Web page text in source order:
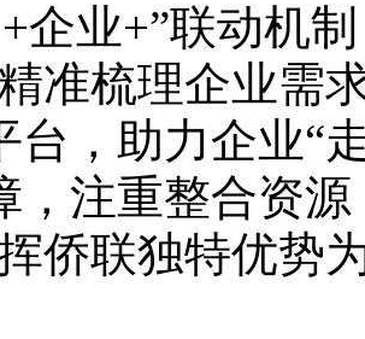
企业+”联动机
准梳理企业需
台，助力企业“
，注重整合资
侨联独特优势